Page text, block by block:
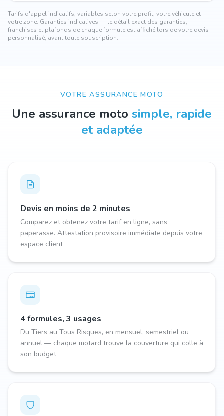
Tarifs d'appel indicatifs, variables selon votre profil, votre véhicule et
votre zone. Garanties indicatives — le détail exact des garanties,
franchises et plafonds de chaque formule est affiché lors de votre devis
personnalisé, avant toute souscription.
VOTRE ASSURANCE MOTO
Une assurance moto simple, rapide
et adaptée
Devis en moins de 2 minutes
Comparez et obtenez votre tarif en ligne, sans
paperasse. Attestation provisoire immédiate depuis votre
espace client
4 formules, 3 usages
Du Tiers au Tous Risques, en mensuel, semestriel ou
annuel — chaque motard trouve la couverture qui colle à
son budget